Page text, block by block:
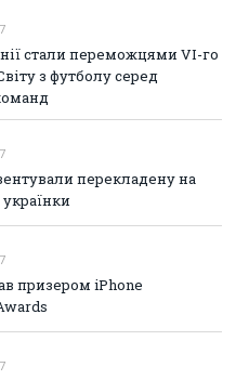
стали переможцями VI-го
з футболу серед
перекладену на
призером iPhone